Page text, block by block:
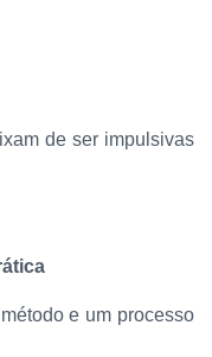
de ser impulsivas
e um processo